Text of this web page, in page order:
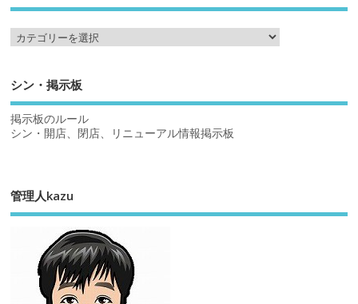
シン・掲示板
掲示板のルール
シン・開店、閉店、リニューアル情報掲示板
管理人kazu